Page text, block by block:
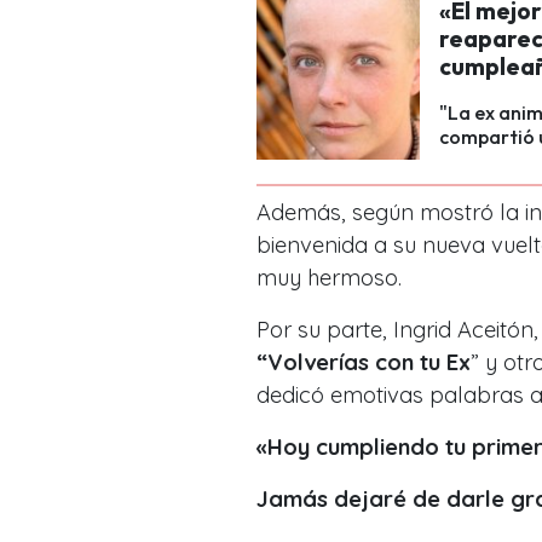
«El
"La ex
compartió
Además, según mostró la
bienvenida a su nueva
muy hermoso.
Por su parte, Ingrid
“Volverías con tu Ex” y
dedicó emotivas palabras
«Hoy cumpliendo tu
Jamás dejaré de darle